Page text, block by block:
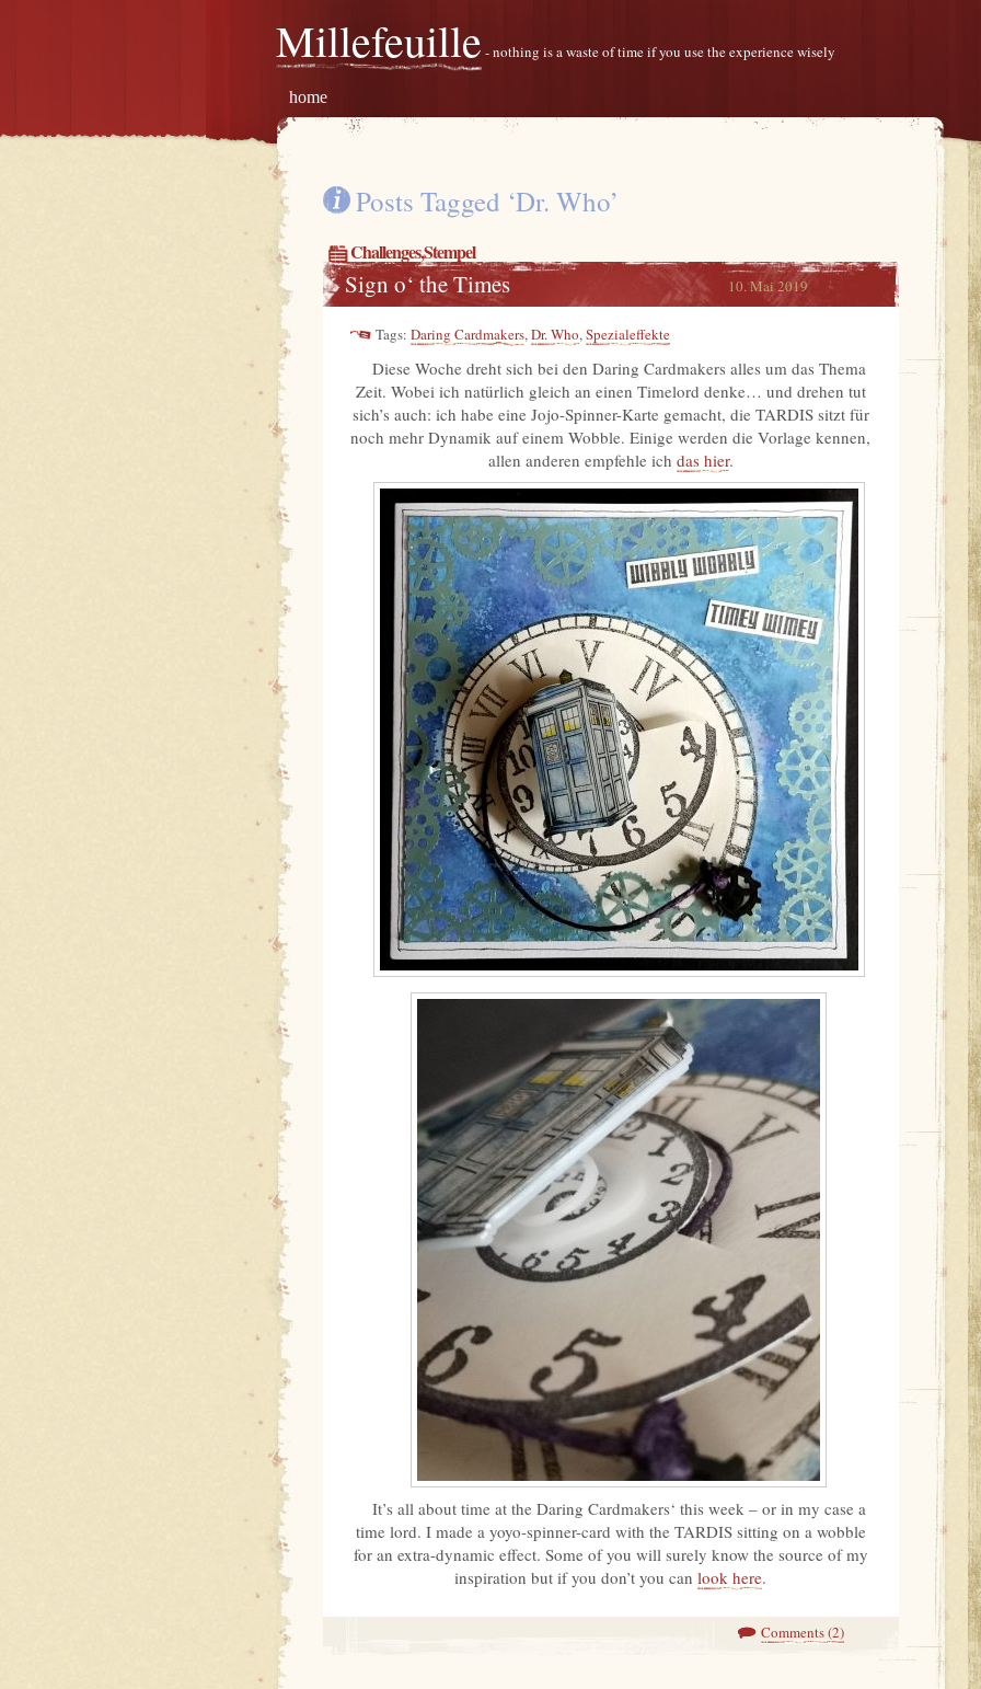
Millefeuille - nothing is a waste of time if you use the experience wisely
home
Posts Tagged ‘Dr. Who’
Challenges,Stempel
10. Mai 2019
Sign o‘ the Times
Tags: Daring Cardmakers, Dr. Who, Spezialeffekte
Diese Woche dreht sich bei den Daring Cardmakers alles um das Thema
Zeit. Wobei ich natürlich gleich an einen Timelord denke… und drehen tut
sich’s auch: ich habe eine Jojo-Spinner-Karte gemacht, die TARDIS sitzt für
noch mehr Dynamik auf einem Wobble. Einige werden die Vorlage kennen,
allen anderen empfehle ich das hier.
It’s all about time at the Daring Cardmakers‘ this week – or in my case a
time lord. I made a yoyo-spinner-card with the TARDIS sitting on a wobble
for an extra-dynamic effect. Some of you will surely know the source of my
inspiration but if you don’t you can look here.
Comments (2)